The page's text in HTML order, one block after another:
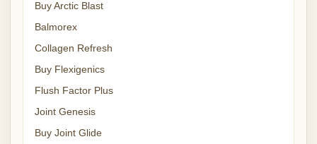
Buy Arctic Blast
Balmorex
Collagen Refresh
Buy Flexigenics
Flush Factor Plus
Joint Genesis
Buy Joint Glide